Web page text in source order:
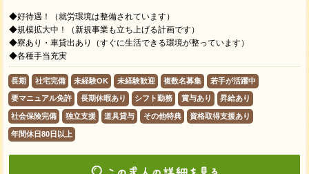
◆好待遇！（就労環境は整備されています）
◆規模拡大中！（新規事業も立ち上げる計画です）
◆寮あり・車貸出あり（すぐに生活できる環境が整っています）
◆各種手当充実
長期 社宅完備 未経験OK 未経験歓迎 複数名募集 若手が活躍中
要マニュアル免許 長期休暇あり シフト勤務 賞与あり 昇給あり
社会保険完備 独立支援 道具貸与 その他特典 資格取得支援あり
年間休日80日以上